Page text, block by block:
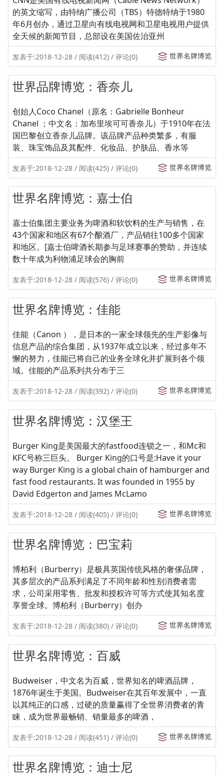
的英文缩写，由特纳广播公司（TBS）特德特纳于1980
年6月创办，通过卫星向有线电视网和卫星电视用户提供
全天候的新闻节目，总部设在美国佐治亚州
发表于:2018-12-28 / 阅读(412) / 评论(0) 世界名牌博览
世界品牌博览：香奈儿
创始人Coco Chanel（原名：Gabrielle Bonheur
Chanel ；中文名：加布里埃可可香奈儿）于1910年在法
国巴黎创立香奈儿品牌。该品牌产品种类繁多，有服
装、珠宝饰品及其配件、化妆品、护肤品、香水等
发表于:2018-12-28 / 阅读(425) / 评论(0) 世界名牌博览
世界名牌博览：嘉士伯
嘉士伯集团主要业务为啤酒和软饮料的生产与销售，在
43个国家和地区有67个酿酒厂，产品销往100多个国家
和地区。[嘉士伯啤酒长期参与足球赛事的赞助，并连续
数十年成为利物浦足球会的胸前
发表于:2018-12-28 / 阅读(576) / 评论(0) 世界名牌博览
世界名牌博览：佳能
佳能（Canon ），是日本的一家全球领先的生产影像与
信息产品的综合集团，从1937年成立以来，经过多年不
懈的努力，佳能已将自己的业务全球化并扩展到各个领
域。佳能的产品系列共分布于三
发表于:2018-12-28 / 阅读(392) / 评论(0) 世界名牌博览
世界名牌博览：汉堡王
Burger King是美国最大的fastfood连锁之一，和Mc和
KFC号称三巨头。 Burger King的口号是:Have it your
way Burger King is a global chain of hamburger and
fast food restaurants. It was founded in 1955 by
David Edgerton and James McLamo
发表于:2018-12-28 / 阅读(405) / 评论(0) 世界名牌博览
世界名牌博览：巴宝莉
博柏利（Burberry）是极具英国传统风格的奢侈品牌，
其多层次的产品系列满足了不同年龄和性别消费者需
求，公司采用零售、批发和授权许可等方式使其知名度
享誉全球。博柏利（Burberry）创办
发表于:2018-12-28 / 阅读(380) / 评论(0) 世界名牌博览
世界名牌博览：百威
Budweiser，中文名为百威，世界知名的啤酒品牌，
1876年诞生于美国。Budweiser在其百年发展中，一直
以其纯正的口感，过硬的质量赢得了全世界消费者的青
睐，成为世界最畅销、销量最多的啤酒，
发表于:2018-12-28 / 阅读(451) / 评论(0) 世界名牌博览
世界名牌博览：迪士尼